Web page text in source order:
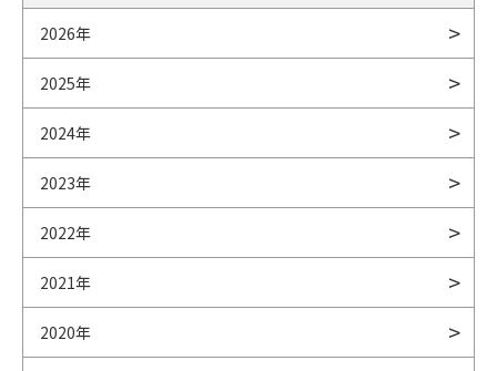
2026年
2025年
2024年
2023年
2022年
2021年
2020年